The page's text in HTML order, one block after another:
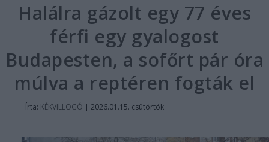
Halálra gázolt egy 77 éves
férfi egy gyalogost
Budapesten, a sofőrt pár óra
múlva a reptéren fogták el
Írta: KÉKVILLOGÓ | 2026.01.15. csütörtök